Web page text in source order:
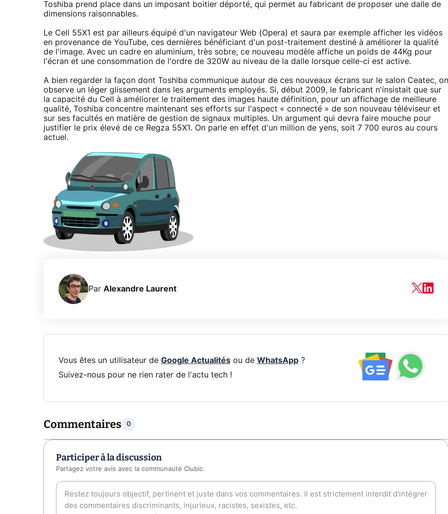
Toshiba prend place dans un imposant boitier déporté, qui permet au fabricant de proposer une dalle de
dimensions raisonnables.
Le Cell 55X1 est par ailleurs équipé d'un navigateur Web (Opera) et saura par exemple afficher les vidéos
en provenance de YouTube, ces dernières bénéficiant d'un post-traitement destiné à améliorer la qualité
de l'image. Avec un cadre en aluminium, très sobre, ce nouveau modèle affiche un poids de 44Kg pour
l'écran et une consommation de l'ordre de 320W au niveau de la dalle lorsque celle-ci est active.
A bien regarder la façon dont Toshiba communique autour de ces nouveaux écrans sur le salon Ceatec, on
observe un léger glissement dans les arguments employés. Si, début 2009, le fabricant n'insistait que sur
la capacité du Cell à améliorer le traitement des images haute définition, pour un affichage de meilleure
qualité, Toshiba concentre maintenant ses efforts sur l'aspect « connecté » de son nouveau téléviseur et
sur ses facultés en matière de gestion de signaux multiples. Un argument qui devra faire mouche pour
justifier le prix élevé de ce Regza 55X1. On parle en effet d'un million de yens, soit 7 700 euros au cours
actuel.
Par Alexandre Laurent
Vous êtes un utilisateur de Google Actualitésou de WhatsApp?
Suivez-nous pour ne rien rater de l'actu tech !
Commentaires 0
Participer à la discussion
Partagez votre avis avec la communauté Clubic.